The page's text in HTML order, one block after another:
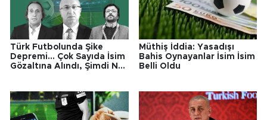
Türk Futbolunda Şike
Depremi... Çok Sayıda İsim
Gözaltına Alındı, Şimdi Ne
Müthiş İddia: Yasadışı
Bahis Oynayanlar İsim İsim
Belli Oldu